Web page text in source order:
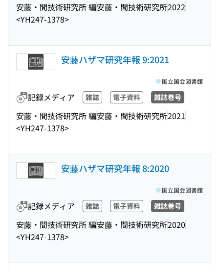
安藤・間技術研究所 編安藤・間技術研究所2022
<YH247-1378>
安藤ハザマ研究年報 9:2021
記録メディア 雑誌 電子資料 雑誌巻号
安藤・間技術研究所 編安藤・間技術研究所2021
<YH247-1378>
国立国会図書館
安藤ハザマ研究年報 8:2020
記録メディア 雑誌 電子資料 雑誌巻号
安藤・間技術研究所 編安藤・間技術研究所2020
<YH247-1378>
国立国会図書館